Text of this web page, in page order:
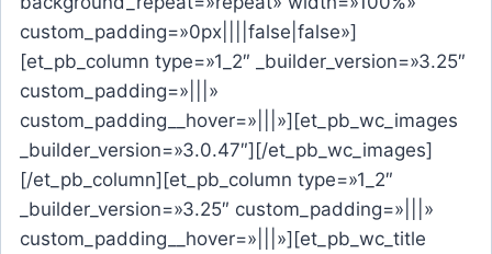
custom_padding=»0px||||false|false»]
[et_pb_column type=»1_2″ _builder_version=»3.25″
custom_padding=»|||»
custom_padding__hover=»|||»][et_pb_wc_images
_builder_version=»3.0.47″][/et_pb_wc_images]
[/et_pb_column][et_pb_column type=»1_2″
_builder_version=»3.25″ custom_padding=»|||»
custom_padding__hover=»|||»][et_pb_wc_title